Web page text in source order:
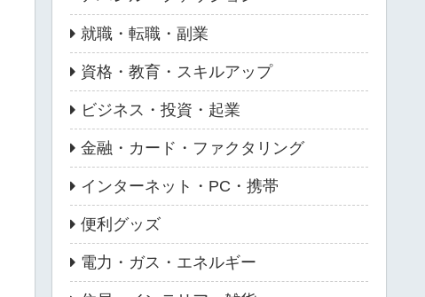
就職・転職・副業
資格・教育・スキルアップ
ビジネス・投資・起業
金融・カード・ファクタリング
インターネット・PC・携帯
便利グッズ
電力・ガス・エネルギー